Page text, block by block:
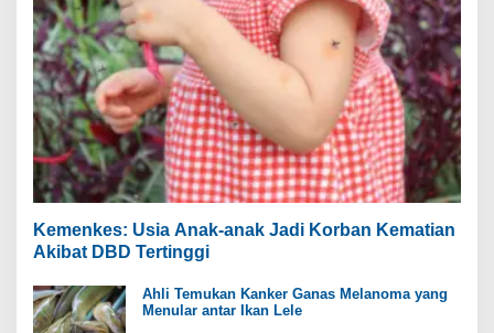
Kemenkes: Usia Anak-anak Jadi Korban Kematian
Akibat DBD Tertinggi
Ahli Temukan Kanker Ganas Melanoma yang
Menular antar Ikan Lele